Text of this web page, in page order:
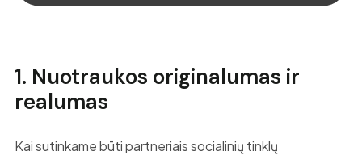
1. Nuotraukos originalumas ir
realumas
Kai sutinkame būti partneriais socialinių tinklų